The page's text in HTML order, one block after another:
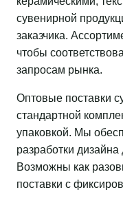
сувенирной
заказчика.
чтобы
запросам рынка.
Оптовые поставки
стандартной
упаковкой. Мы
разработки
Возможны как
поставки с